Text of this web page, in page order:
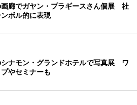
画廊でガヤン・プラギースさん個展 社
ボル的に表現
シナモン・グランドホテルで写真展 ワ
やセミナーも